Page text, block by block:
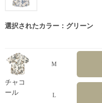
選択されたカラー：グリーン
チャコ
ール
M
L